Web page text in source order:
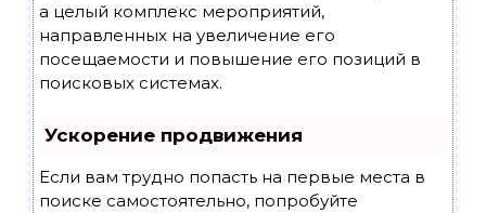
а целый комплекс мероприятий,
направленных на увеличение его
посещаемости и повышение его позиций в
поисковых системах.
Ускорение продвижения
Если вам трудно попасть на первые места в
поиске самостоятельно, попробуйте